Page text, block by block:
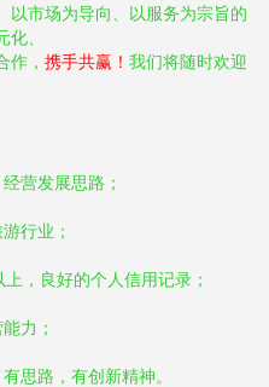
以市场为导向、以服务为宗旨的
、
作， 携手共赢！ 我们将随时欢迎
营发展思路；
行业；
，良好的个人信用记录；
力；
思路，有创新精神。